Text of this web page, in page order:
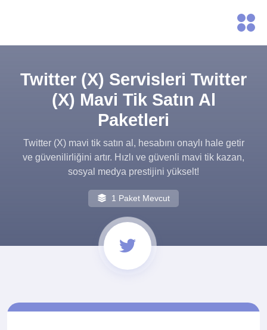
Twitter (X) Servisleri Twitter
(X) Mavi Tik Satın Al
Paketleri
Twitter (X) mavi tik satın al, hesabını onaylı hale getir
ve güvenilirliğini artır. Hızlı ve güvenli mavi tik kazan,
sosyal medya prestijini yükselt!
1 Paket Mevcut